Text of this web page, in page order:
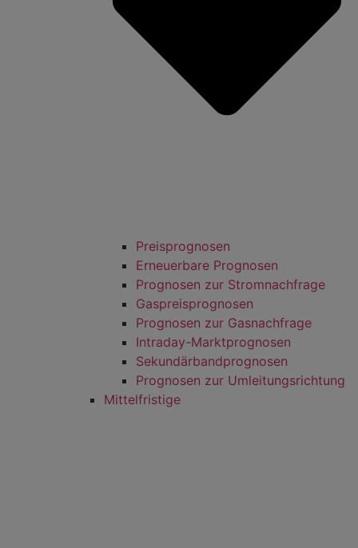
Preisprognosen
Erneuerbare Prognosen
Prognosen zur Stromnachfrage
Gaspreisprognosen
Prognosen zur Gasnachfrage
Intraday-Marktprognosen
Sekundärbandprognosen
Prognosen zur Umleitungsrichtung
Mittelfristige